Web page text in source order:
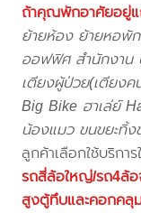
ถ้าคุณพักอาศัยอยู่
ย้ายห้อง ย้ายหอพั
ออฟฟิศ สำนักงาน
เตียงผู้ป่วย(เตียงค
Big Bike ฮาเล่ย์
น้องแมว ขนขยะทิ้ง
ลูกค้าเลือกใช้บริกา
รถสี่ล้อใหญ่/รถ4ล้
สูงตู้ทึบและคอกคลุ